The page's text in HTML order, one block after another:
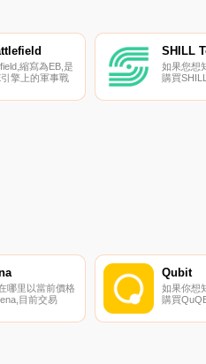
縮寫為EB,是
擎上的軍事戰
了多種模式來
SHILL
如果您想
購買
密貨幣交
哪里以當前價格
目前交易
、CoinW、
Qubit
如果你想
購買
交易所是